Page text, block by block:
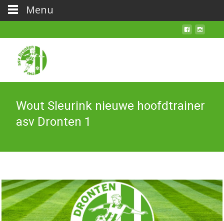
Wout Sleurink nieuwe hoofdtrainer
asv Dronten 1
Menu